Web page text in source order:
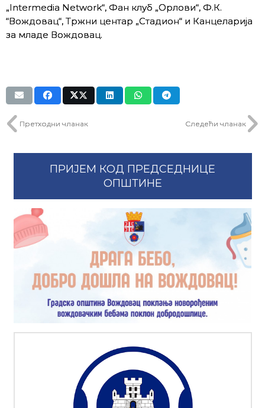
„Intermedia Network“, Фан клуб „Орлови“, Ф.К.
“Вождовац“, Тржни центар „Стадион“ и Канцеларија
за младе Вождовац.
Претходни чланак Следећи чланак
ПРИЈЕМ КОД ПРЕДСЕДНИЦЕ
ОПШТИНЕ